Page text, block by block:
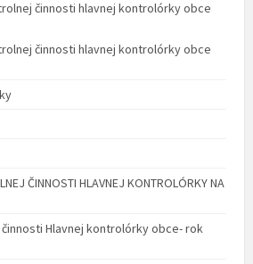
činnosti hlavnej kontrolórky obce
činnosti hlavnej kontrolórky obce
ČINNOSTI HLAVNEJ KONTROLÓRKY NA
Hlavnej kontrolórky obce- rok